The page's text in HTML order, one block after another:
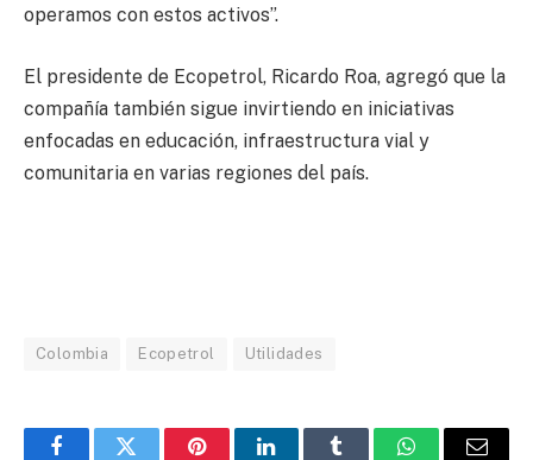
operamos con estos activos”.
El presidente de Ecopetrol, Ricardo Roa, agregó que la
compañía también sigue invirtiendo en iniciativas
enfocadas en educación, infraestructura vial y
comunitaria en varias regiones del país.
Colombia Ecopetrol Utilidades